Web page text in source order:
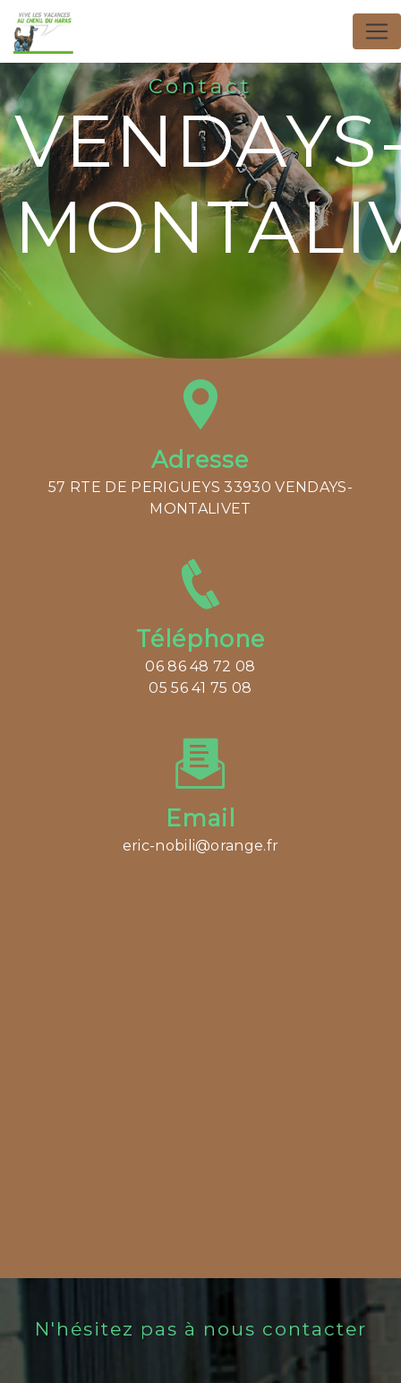
Panneau de gestion des cookies
Contact
Adresse
57 RTE DE PERIGUEYS 33930 VENDAYS-
MONTALIVET
Téléphone
06 86 48 72 08
05 56 41 75 08
Email
eric-nobili@orange.fr
N'hésitez pas à nous contacter